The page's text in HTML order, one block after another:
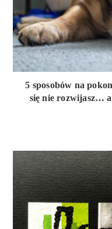
5 sposobów na
się nie rozwijasz…